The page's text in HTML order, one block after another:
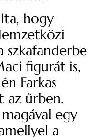
hogy
szkafanderbe
figurát is,
Farkas
az űrben.
egy
a